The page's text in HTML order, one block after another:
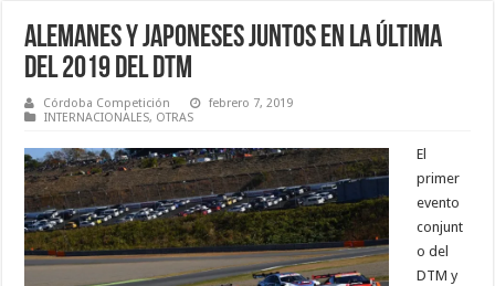
ALEMANES Y JAPONESES JUNTOS EN LA ÚLTIMA
DEL 2019 DEL DTM
Córdoba Competición
febrero 7, 2019
INTERNACIONALES, OTRAS
El
primer
evento
conjunt
o del
DTM y